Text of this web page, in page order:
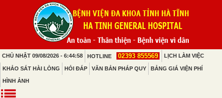
CHỦ NHẬT 09/08/2026 - 6:44:58 HOTLINE 02393 855569 LỊCH LÀM VIỆC
KHẢO SÁT HÀI LÒNG HỎI ĐÁP VĂN BẢN PHÁP QUY BẢNG GIÁ VIỆN PHÍ
HÌNH ẢNH